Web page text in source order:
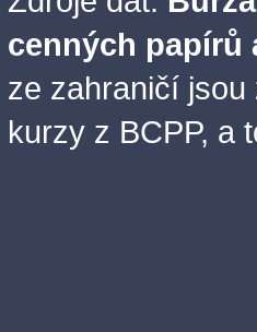
cenných papírů
ze zahraničí jsou
kurzy z BCPP, a